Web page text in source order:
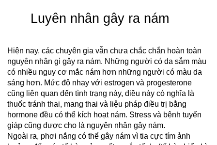
Luyên nhân gây ra nám
Hiện nay, các chuyên gia vẫn chưa chắc chắn hoàn toàn
nguyên nhân gì gây ra nám. Những người có da sẫm màu
có nhiều nguy cơ mắc nám hơn những người có màu da
sáng hơn. Mức độ nhạy với estrogen và progesterone
cũng liên quan đến tình trạng này, điều này có nghĩa là
thuốc tránh thai, mang thai và liệu pháp điều trị bằng
hormone đều có thể kích hoạt nám. Stress và bệnh tuyến
giáp cũng được cho là nguyên nhân gây nám.
Ngoài ra, phơi nắng có thể gây nám vì tia cực tím ảnh